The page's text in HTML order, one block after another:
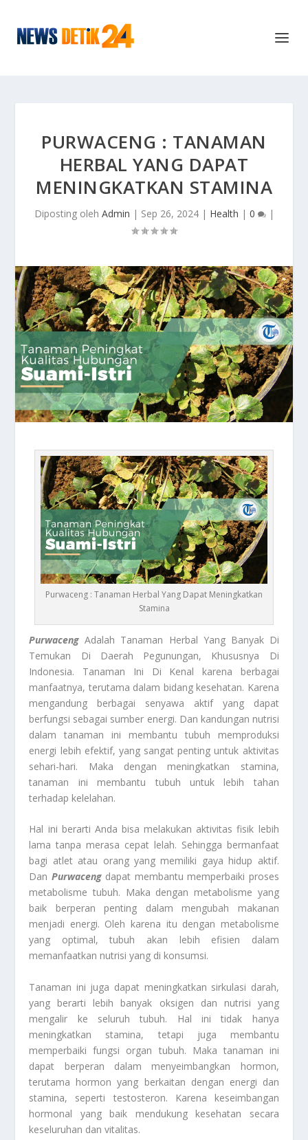
PURWACENG : TANAMAN
HERBAL YANG DAPAT
MENINGKATKAN STAMINA
Diposting oleh Admin | Sep 26, 2024| Health | 0 |
Purwaceng : Tanaman Herbal Yang Dapat Meningkatkan
Stamina
Purwaceng Adalah Tanaman Herbal Yang Banyak Di
Temukan Di Daerah Pegunungan, Khususnya Di
Indonesia. Tanaman Ini Di Kenal karena berbagai
manfaatnya, terutama dalam bidang kesehatan. Karena
mengandung berbagai senyawa aktif yang dapat
berfungsi sebagai sumber energi. Dan kandungan nutrisi
dalam tanaman ini membantu tubuh memproduksi
energi lebih efektif, yang sangat penting untuk aktivitas
sehari-hari. Maka dengan meningkatkan stamina,
tanaman ini membantu tubuh untuk lebih tahan
terhadap kelelahan.
Hal ini berarti Anda bisa melakukan aktivitas fisik lebih
lama tanpa merasa cepat lelah. Sehingga bermanfaat
bagi atlet atau orang yang memiliki gaya hidup aktif.
Dan Purwacengdapat membantu memperbaiki proses
metabolisme tubuh. Maka dengan metabolisme yang
baik berperan penting dalam mengubah makanan
menjadi energi. Oleh karena itu dengan metabolisme
yang optimal, tubuh akan lebih efisien dalam
memanfaatkan nutrisi yang di konsumsi.
Tanaman ini juga dapat meningkatkan sirkulasi darah,
yang berarti lebih banyak oksigen dan nutrisi yang
mengalir ke seluruh tubuh. Hal ini tidak hanya
meningkatkan stamina, tetapi juga membantu
memperbaiki fungsi organ tubuh. Maka tanaman ini
dapat berperan dalam menyeimbangkan hormon,
terutama hormon yang berkaitan dengan energi dan
stamina, seperti testosteron. Karena keseimbangan
hormonal yang baik mendukung kesehatan secara
keseluruhan dan vitalitas.